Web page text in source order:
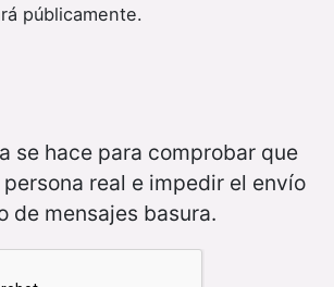
públicamente.
se hace para comprobar que
real e impedir el envío
de mensajes basura.